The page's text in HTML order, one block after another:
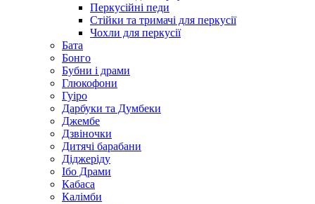
Перкусійні педи
Стійки та тримачі для перкусії
Чохли для перкусії
Бата
Бонго
Бубни і драми
Глюкофони
Гуіро
Дарбуки та Думбеки
Джембе
Дзвіночки
Дитячі барабани
Діджеріду
Ібо Драми
Кабаса
Калімби